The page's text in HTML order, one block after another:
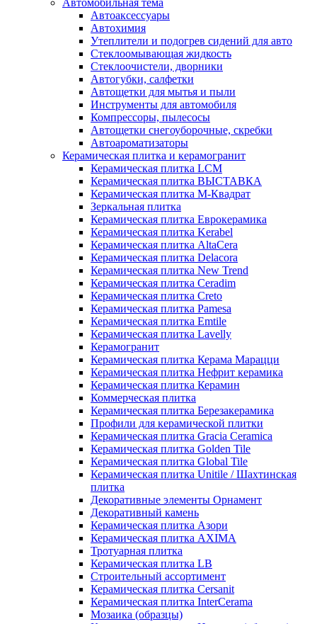
Автоаксессуары
Автохимия
Утеплители и подогрев сидений для авто
Стеклоомывающая жидкость
Стеклоочистели, дворники
Автогубки, салфетки
Автощетки для мытья и пыли
Инструменты для автомобиля
Компрессоры, пылесосы
Автощетки снегоуборочные, скребки
Автоароматизаторы
Керамическая плитка и керамогранит
Керамическая плитка LCM
Керамическая плитка ВЫСТАВКА
Керамическая плитка М-Квадрат
Зеркальная плитка
Керамическая плитка Еврокерамика
Керамическая плитка Kerabel
Керамическая плитка AltaCera
Керамическая плитка Delacora
Керамическая плитка New Trend
Керамическая плитка Ceradim
Керамическая плитка Creto
Керамическая плитка Pamesa
Керамическая плитка Emtile
Керамическая плитка Lavelly
Керамогранит
Керамическая плитка Керама Марацци
Керамическая плитка Нефрит керамика
Керамическая плитка Керамин
Коммерческая плитка
Керамическая плитка Березакерамика
Профили для керамической плитки
Керамическая плитка Gracia Ceramica
Керамическая плитка Golden Tile
Керамическая плитка Global Tile
Керамическая плитка Unitile / Шахтинская
плитка
Декоративные элементы Орнамент
Декоративный камень
Керамическая плитка Азори
Керамическая плитка AXIMA
Тротуарная плитка
Керамическая плитка LB
Строительный ассортимент
Керамическая плитка Cersanit
Керамическая плитка InterCerama
Мозаика (образцы)